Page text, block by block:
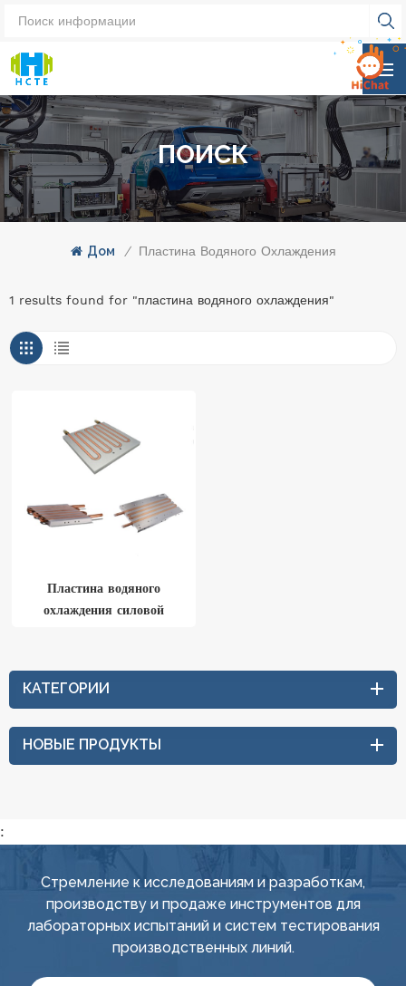
ПОИСК
Дом / Пластина Водяного Охлаждения
1 results found for "пластина водяного охлаждения"
Пластина водяного
охлаждения силовой
КАТЕГОРИИ
НОВЫЕ ПРОДУКТЫ
:
Стремление к исследованиям и разработкам,
производству и продаже инструментов для
лабораторных испытаний и систем тестирования
производственных линий.